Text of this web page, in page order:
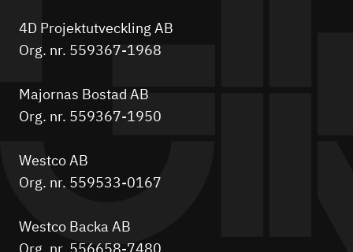
4D Projektutveckling AB
Org. nr. 559367-1968
Majornas Bostad AB
Org. nr. 559367-1950
Westco AB
Org. nr. 559533-0167
Westco Backa AB